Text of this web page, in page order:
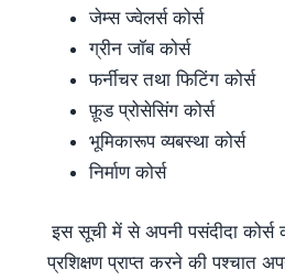
जेम्स ज्वेलर्स कोर्स
ग्रीन जॉब कोर्स
फर्नीचर तथा फिटिंग कोर्स
फ़ूड प्रोसेसिंग कोर्स
भूमिकारूप व्यबस्था कोर्स
निर्माण कोर्स
इस सूची में से अपनी पसंदीदा कोर्स
प्रशिक्षण प्राप्त करने की पश्चात